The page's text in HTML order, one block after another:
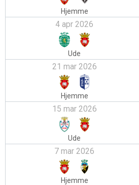
Hjemme
4 apr 2026
Ude
21 mar 2026
Hjemme
15 mar 2026
Ude
7 mar 2026
Hjemme